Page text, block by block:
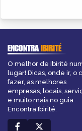
ENCONTRAIBIRITÉ
O melhor de Ibirité
lugar! Dicas, onde ir, o
fazer, as melhores
empresas, locais,
e muito mais no guia
Encontra Ibirité.